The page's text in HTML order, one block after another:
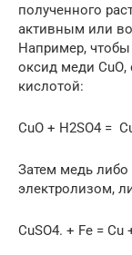
полученного
активным или
Например,
оксид меди СuО,
кислотой:
СuО + Н2SО4 =
Затем медь либо
электролизом,
СuSO4. + Fе = Сu